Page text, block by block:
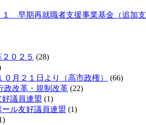
１ 早期再就職者支援事業基金（追加
０２５ (28)
０月２１日より（高市政権）
(66)
政改革・規制改革 (22)
好議員連盟 (1)
ル友好議員連盟 (1)